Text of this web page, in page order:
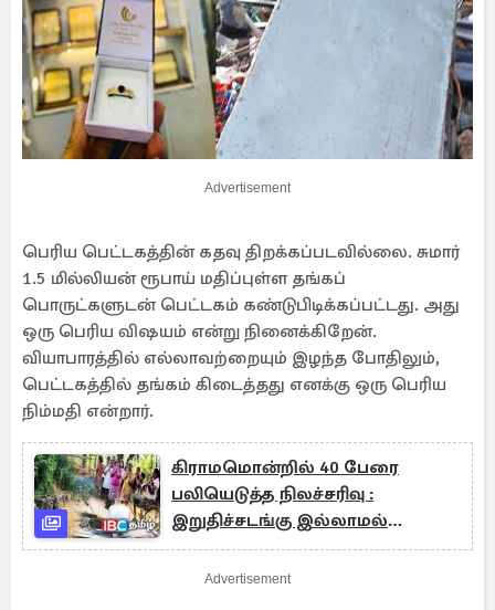
Advertisement
பெரிய பெட்டகத்தின் கதவு திறக்கப்படவில்லை. சுமார்
1.5 மில்லியன் ரூபாய் மதிப்புள்ள தங்கப்
பொருட்களுடன் பெட்டகம் கண்டுபிடிக்கப்பட்டது. அது
ஒரு பெரிய விஷயம் என்று நினைக்கிறேன்.
வியாபாரத்தில் எல்லாவற்றையும் இழந்த போதிலும்,
பெட்டகத்தில் தங்கம் கிடைத்தது எனக்கு ஒரு பெரிய
நிம்மதி என்றார்.
கிராமமொன்றில் 40 பேரை
பலியெடுத்த நிலச்சரிவு :
இறுதிச்சடங்கு இல்லாமல்
கடைசிப்பயணம்
Advertisement